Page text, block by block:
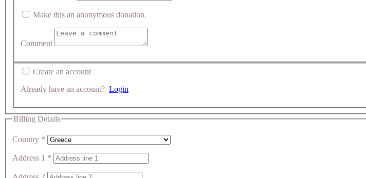
Make this an anonymous donation.
Comment
Create an account
Already have an account? Login
Billing Details
Country *
Address 1 *